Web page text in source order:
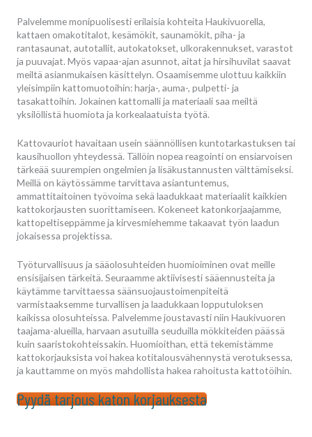
Palvelemme monipuolisesti erilaisia kohteita Haukivuorella,
kattaen omakotitalot, kesämökit, saunamökit, piha- ja
rantasaunat, autotallit, autokatokset, ulkorakennukset, varastot
ja puuvajat. Myös vapaa-ajan asunnot, aitat ja hirsihuvilat saavat
meiltä asianmukaisen käsittelyn. Osaamisemme ulottuu kaikkiin
yleisimpiin kattomuotoihin: harja-, auma-, pulpetti- ja
tasakattoihin. Jokainen kattomalli ja materiaali saa meiltä
yksilöllistä huomiota ja korkealaatuista työtä.
Kattovauriot havaitaan usein säännöllisen kuntotarkastuksen tai
kausihuollon yhteydessä. Tällöin nopea reagointi on ensiarvoisen
tärkeää suurempien ongelmien ja lisäkustannusten välttämiseksi.
Meillä on käytössämme tarvittava asiantuntemus,
ammattitaitoinen työvoima sekä laadukkaat materiaalit kaikkien
kattokorjausten suorittamiseen. Kokeneet katonkorjaajamme,
kattopeltiseppämme ja kirvesmiehemme takaavat työn laadun
jokaisessa projektissa.
Työturvallisuus ja sääolosuhteiden huomioiminen ovat meille
ensisijaisen tärkeitä. Seuraamme aktiivisesti sääennusteita ja
käytämme tarvittaessa säänsuojaustoimenpiteitä
varmistaaksemme turvallisen ja laadukkaan lopputuloksen
kaikissa olosuhteissa. Palvelemme joustavasti niin Haukivuoren
taajama-alueilla, harvaan asutuilla seuduilla mökkiteiden päässä
kuin saaristokohteissakin. Huomioithan, että tekemistämme
kattokorjauksista voi hakea kotitalousvähennystä verotuksessa,
ja kauttamme on myös mahdollista hakea rahoitusta kattotöihin.
Pyydä tarjous katon korjauksesta